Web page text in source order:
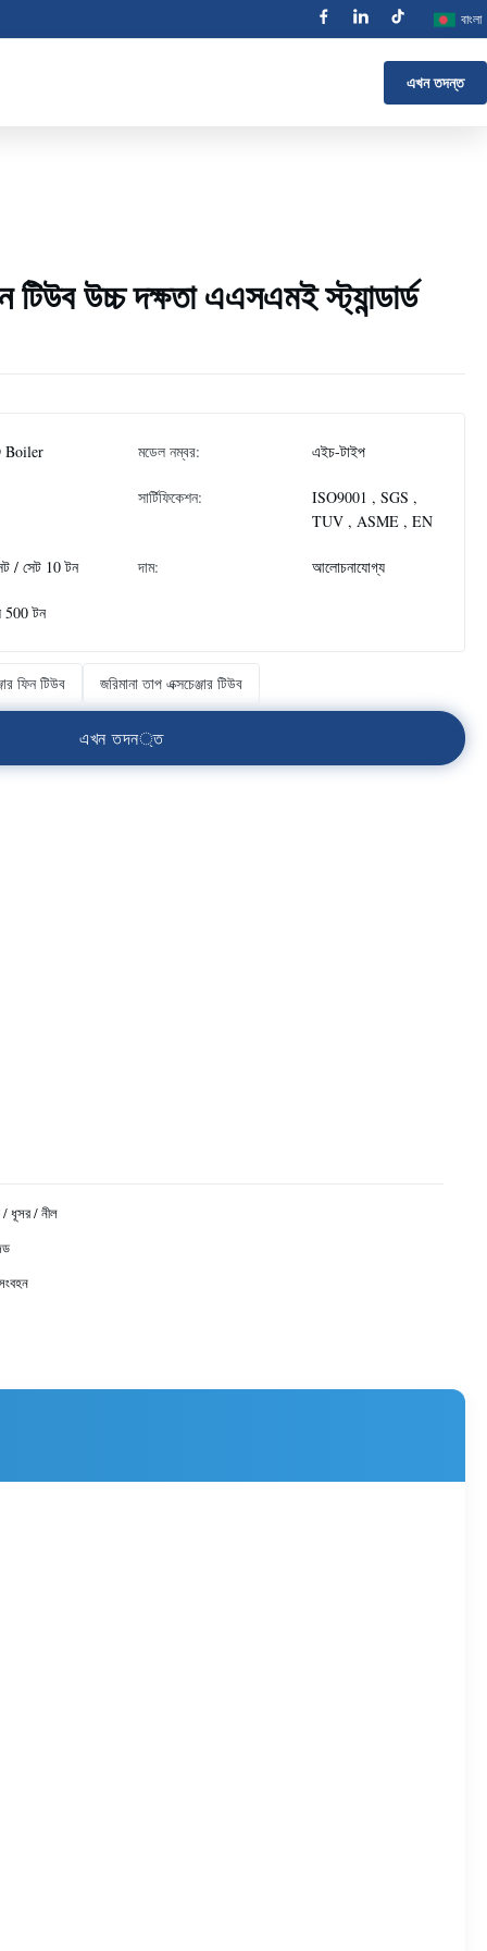
বাংলা
এখন তদন্ত
উচ্চ দক্ষতা এএসএমই স্ট্যান্ডার্ড
Boiler মডেল নম্বর: এইচ-টাইপ
সার্টিফিকেশন:
ISO9001 , SGS ,
TUV , ASME , EN
/ সেট 10 টন দাম: আলোচনাযোগ্য
500 টন
ফিন টিউব জরিমানা তাপ এক্সচেঞ্জার টিউব
এখন তদন্ত
/ ধূসর / নীল